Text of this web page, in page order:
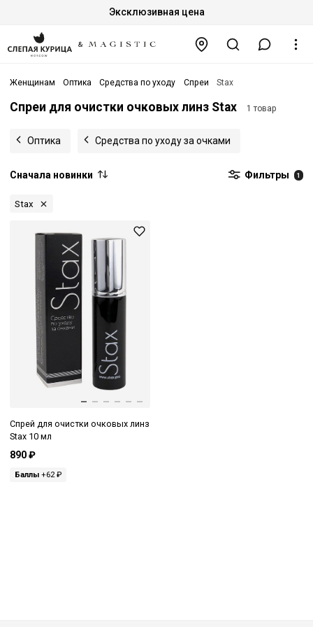
Эксклюзивная цена
Женщинам Оптика Средства по уходу Спреи Stax
Спреи для очистки очковых линз Stax 1 товар
Оптика Средства по уходу за очками
Сначала новинки Фильтры 1
Stax
Спрей для очистки очковых линз
Stax 10 мл
890 ₽
Баллы +62 ₽